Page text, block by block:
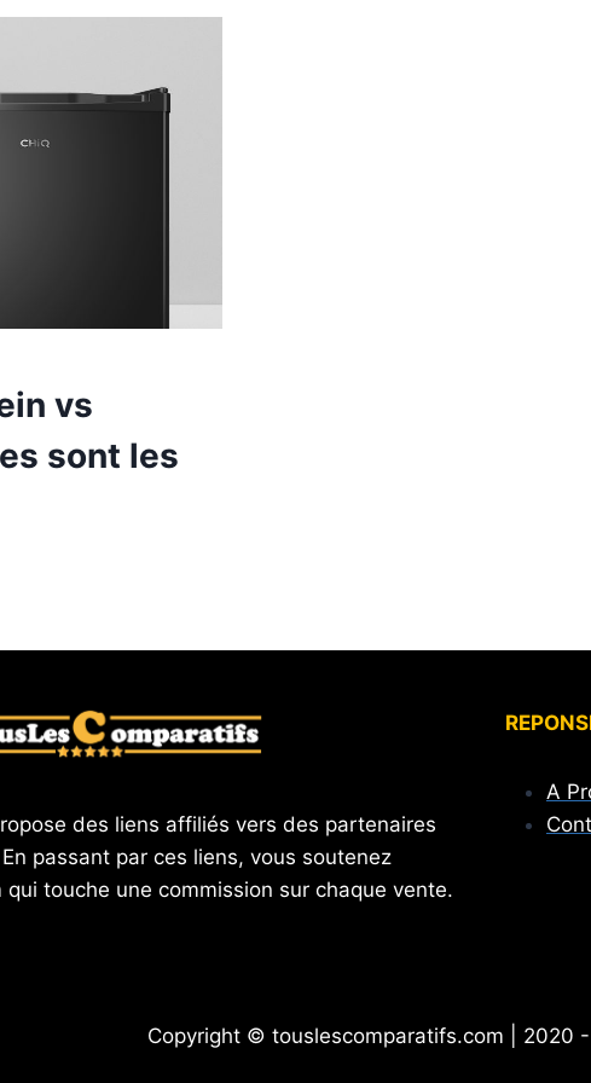
vs
sont les
des liens affiliés vers des partenaires
passant par ces liens, vous soutenez
touche une commission sur chaque vente.
A
Copyright © touslescomparatifs.com | 2020